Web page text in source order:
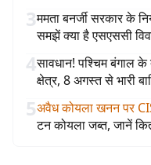
3ममता बनर्जी सरकार के
समझें क्या है एसएससी
4सावधान! पश्चिम बंगाल के
क्षेत्र, 8 अगस्त से भारी
5अवैध कोयला खनन पर
टन कोयला जब्त, जानें